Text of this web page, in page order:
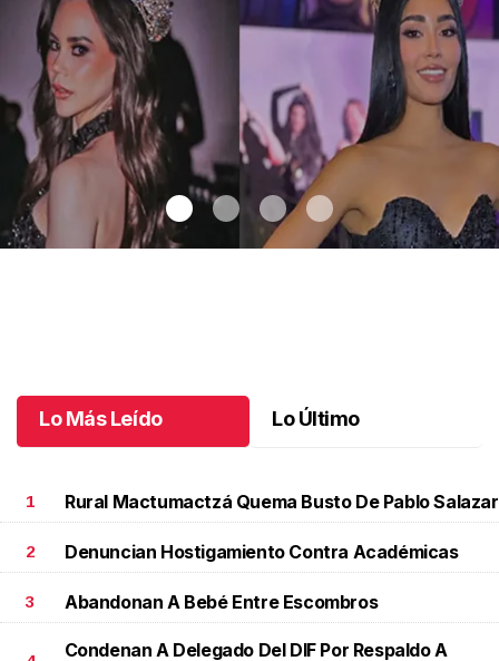
Lo Más Leído Lo Último
1 Rural Mactumactzá Quema Busto De Pablo Salazar
2 Denuncian Hostigamiento Contra Académicas
3 Abandonan A Bebé Entre Escombros
Condenan A Delegado Del DIF Por Respaldo A